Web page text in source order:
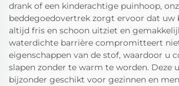
drank of een kinderachtige puinhoop,
beddegoedovertrek zorgt ervoor dat uw
altijd fris en schoon uitziet en
waterdichte barrière compromitteert
eigenschappen van de stof, waardoor u
slapen zonder te warm te worden. Deze
bijzonder geschikt voor gezinnen en